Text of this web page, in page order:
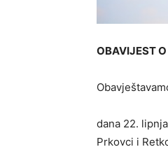
OBAVIJEST
dana 22.
Prkovci i